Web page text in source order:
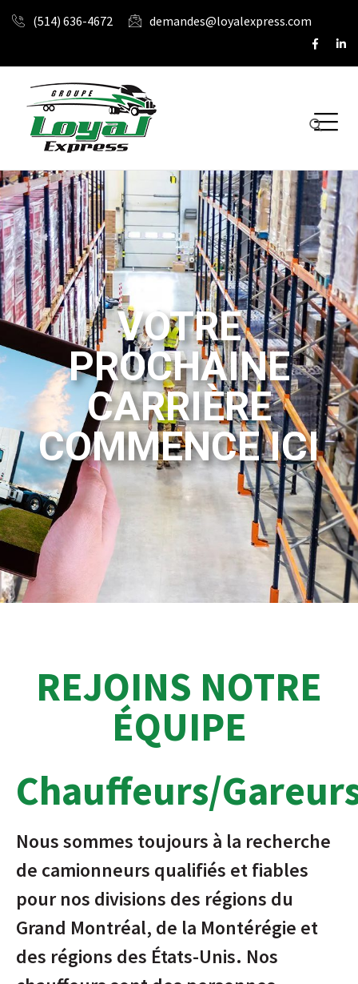
(514) 636-4672 demandes@loyalexpress.com
VOTRE
PROCHAINE
CARRIÈRE
COMMENCE ICI
REJOINS NOTRE
ÉQUIPE
Chauffeurs/
Nous sommes toujours à la recherche
de camionneurs qualifiés et fiables
pour nos divisions des régions du
Grand Montréal, de la Montérégie et
des régions des États-Unis. Nos